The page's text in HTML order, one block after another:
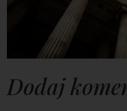
Dodaj